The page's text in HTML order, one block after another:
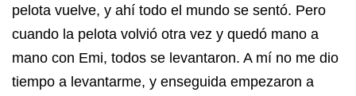
pelota vuelve, y ahí todo el mundo se sentó. Pero
cuando la pelota volvió otra vez y quedó mano a
mano con Emi, todos se levantaron. A mí no me dio
tiempo a levantarme, y enseguida empezaron a